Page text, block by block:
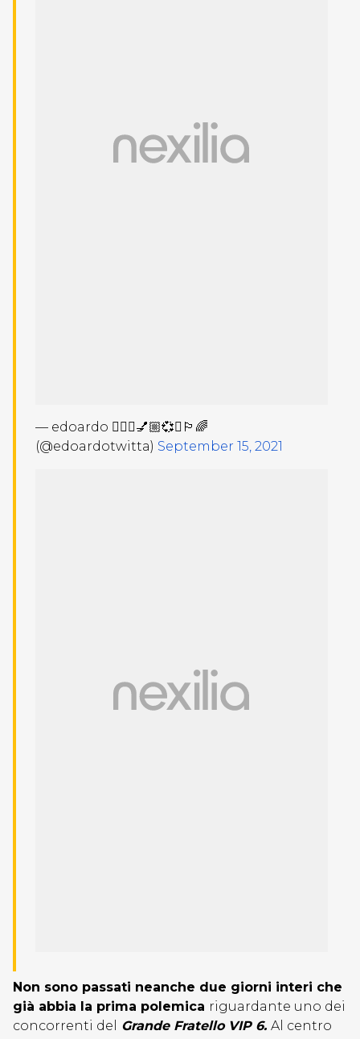
— edoardo 🧚🏻‍♀️💅🏼💞✨🏳️‍🌈
(@edoardotwitta) September 15, 2021
Non sono passati neanche due giorni interi che
già abbia la prima polemica riguardante uno dei
concorrenti del
Grande Fratello VIP 6. Al centro